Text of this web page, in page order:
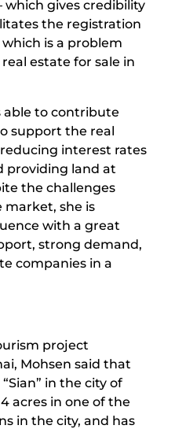
gives credibility
the registration
is a problem
estate for sale in
able to contribute
support the real
interest rates
providing land at
the challenges
market, she is
with a great
strong demand,
companies in a
project
Mohsen said that
in the city of
acres in one of the
in the city, and has